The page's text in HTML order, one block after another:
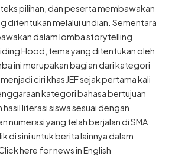
pilihan, dan peserta membawakan
ditentukan melalui undian. Sementara
dalam lomba storytelling
Hood, tema yang ditentukan oleh
ini merupakan bagian dari kategori
ciri khas JEF sejak pertama kali
kategori bahasa bertujuan
literasi siswa sesuai dengan
numerasi yang telah berjalan di SMA
di sini untuk berita lainnya dalam
here for news in English